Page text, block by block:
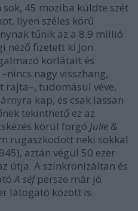
45 moziba küldte szét
Ilyen széles körű
tűnik az a 8.9 millió
néző fizetett ki Jon
korlátait és
nagy visszhang,
rajta–, tudomásul véve,
kap, és csak lassan
tekinthető ez az
körül forgó Julie &
rugaszkodott neki sokkal
aztán végül 50 ezer
útja. A szinkronizáltan és
A séfpersze már jó
látogató között is.